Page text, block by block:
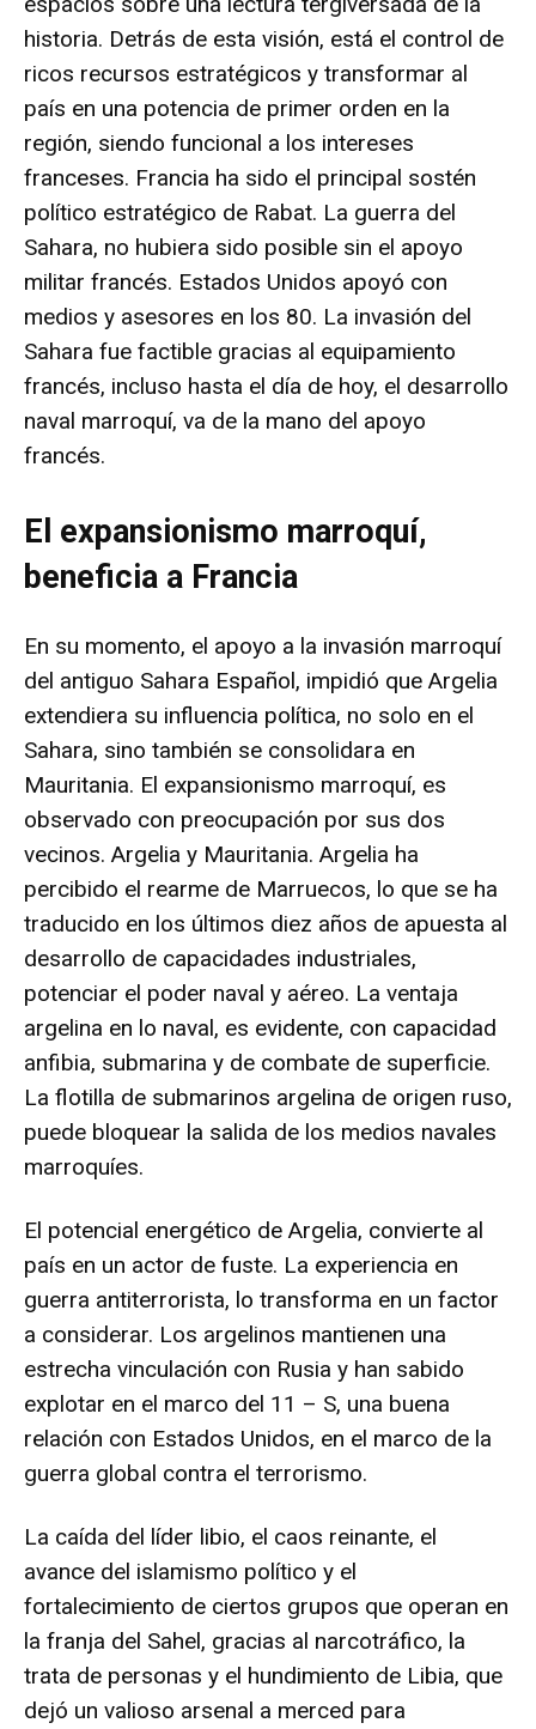
historia. Detrás de esta visión, está el control de
ricos recursos estratégicos y transformar al
país en una potencia de primer orden en la
región, siendo funcional a los intereses
franceses. Francia ha sido el principal sostén
político estratégico de Rabat. La guerra del
Sahara, no hubiera sido posible sin el apoyo
militar francés. Estados Unidos apoyó con
medios y asesores en los 80. La invasión del
Sahara fue factible gracias al equipamiento
francés, incluso hasta el día de hoy, el desarrollo
naval marroquí, va de la mano del apoyo
francés.
El expansionismo marroquí,
beneficia a Francia
En su momento, el apoyo a la invasión marroquí
del antiguo Sahara Español, impidió que Argelia
extendiera su influencia política, no solo en el
Sahara, sino también se consolidara en
Mauritania. El expansionismo marroquí, es
observado con preocupación por sus dos
vecinos. Argelia y Mauritania. Argelia ha
percibido el rearme de Marruecos, lo que se ha
traducido en los últimos diez años de apuesta al
desarrollo de capacidades industriales,
potenciar el poder naval y aéreo. La ventaja
argelina en lo naval, es evidente, con capacidad
anfibia, submarina y de combate de superficie.
La flotilla de submarinos argelina de origen ruso,
puede bloquear la salida de los medios navales
marroquíes.
El potencial energético de Argelia, convierte al
país en un actor de fuste. La experiencia en
guerra antiterrorista, lo transforma en un factor
a considerar. Los argelinos mantienen una
estrecha vinculación con Rusia y han sabido
explotar en el marco del 11 – S, una buena
relación con Estados Unidos, en el marco de la
guerra global contra el terrorismo.
La caída del líder libio, el caos reinante, el
avance del islamismo político y el
fortalecimiento de ciertos grupos que operan en
la franja del Sahel, gracias al narcotráfico, la
trata de personas y el hundimiento de Libia, que
dejó un valioso arsenal a merced para